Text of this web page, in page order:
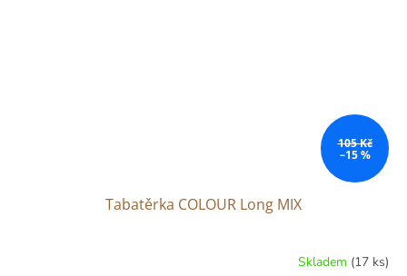
105 Kč
–15 %
Tabatěrka COLOUR Long MIX
Skladem (17 ks)